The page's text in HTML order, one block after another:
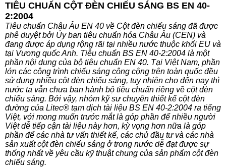
TIÊU CHUẨN CỘT ĐÈN CHIẾU SÁNG BS EN 40-
2:2004
Tiêu chuẩn Châu Âu EN 40 về Cột đèn chiếu sáng đã được
phê duyệt bởi Ủy ban tiêu chuẩn hóa Châu Âu (CEN) và
đang được áp dụng rộng rãi tại nhiều nước thuộc khối EU và
tại Vương quốc Anh. Tiêu chuẩn BS EN 40-2:2004 là một
phần nội dung của bộ tiêu chuẩn EN 40. Tại Việt Nam, phần
lớn các công trình chiếu sáng công cộng trên toàn quốc đều
sử dụng nhiều cột đèn chiếu sáng, tuy nhiên cho đến nay thì
nước ta vẫn chưa ban hành bộ tiêu chuẩn riêng về cột đèn
chiếu sáng. Bởi vậy, nhóm kỹ sư chuyên thiết kế cột đèn
đường của Litec® tạm dịch tài liệu BS EN 40-2:2004 ra tiếng
Việt, với mong muốn trước mắt là góp phần để nhiều người
Việt dễ tiếp cận tài liệu này hơn, kỳ vọng hơn nữa là góp
phần để các nhà tư vấn thiết kế, các chủ đầu tư và các nhà
sản xuất cột đèn chiếu sáng ở trong nước dễ đạt được sự
thống nhất về yêu cầu kỹ thuật chung của sản phẩm cột đèn
chiếu sáng.